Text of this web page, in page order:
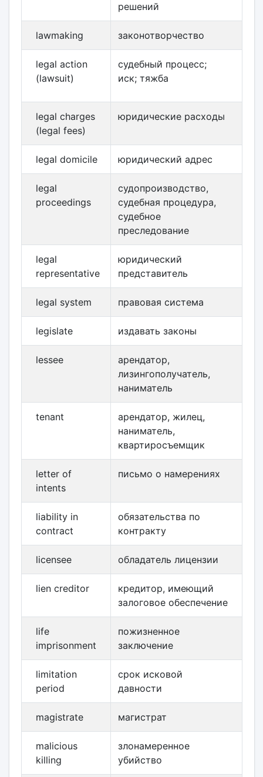
решений
lawmaking законотворчество
legal action
(lawsuit)
судебный процесс;
иск; тяжба
legal charges
(legal fees)
юридические расходы
legal domicile юридический адрес
legal
proceedings
судопроизводство,
судебная процедура,
судебное
преследование
legal
representative
юридический
представитель
legal system правовая система
legislate издавать законы
lessee
арендатор,
лизингополучатель,
наниматель
tenant
арендатор, жилец,
наниматель,
квартиросъемщик
letter of
intents
письмо о намерениях
liability in
contract
обязательства по
контракту
licensee обладатель лицензии
lien creditor
кредитор, имеющий
залоговое обеспечение
life
imprisonment
пожизненное
заключение
limitation
period
срок исковой
давности
magistrate магистрат
malicious
killing
злонамеренное
убийство